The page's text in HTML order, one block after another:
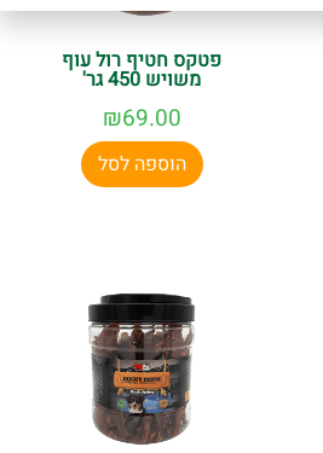
פטקס חטיף רול עוף
משויש 450 גר'
₪69.00
הוספה לסל